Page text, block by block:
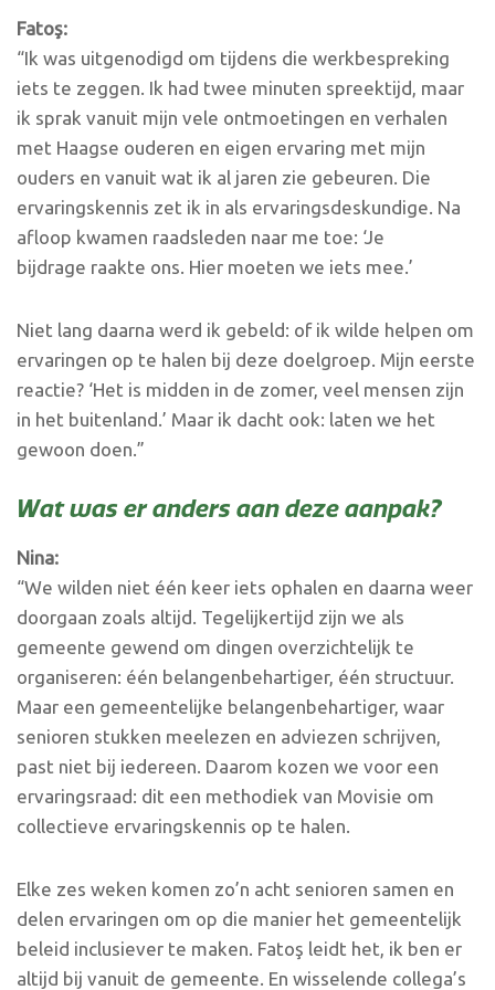
Fatoş:
“Ik was uitgenodigd om tijdens die werkbespreking
iets te zeggen. Ik had twee minuten spreektijd, maar
ik sprak vanuit mijn vele ontmoetingen en verhalen
met Haagse ouderen en eigen ervaring met mijn
ouders en vanuit wat ik al jaren zie gebeuren. Die
ervaringskennis zet ik in als ervaringsdeskundige. Na
afloop kwamen raadsleden naar me toe: ‘Je
bijdrage raakte ons. Hier moeten we iets mee.’
Niet lang daarna werd ik gebeld: of ik wilde helpen om
ervaringen op te halen bij deze doelgroep. Mijn eerste
reactie? ‘Het is midden in de zomer, veel mensen zijn
in het buitenland.’ Maar ik dacht ook: laten we het
gewoon doen.”
Wat was er anders aan deze aanpak?
Nina:
“We wilden niet één keer iets ophalen en daarna weer
doorgaan zoals altijd. Tegelijkertijd zijn we als
gemeente gewend om dingen overzichtelijk te
organiseren: één belangenbehartiger, één structuur.
Maar een gemeentelijke belangenbehartiger, waar
senioren stukken meelezen en adviezen schrijven,
past niet bij iedereen. Daarom kozen we voor een
ervaringsraad: dit een methodiek van Movisie om
collectieve ervaringskennis op te halen.
Elke zes weken komen zo’n acht senioren samen en
delen ervaringen om op die manier het gemeentelijk
beleid inclusiever te maken. Fatoş leidt het, ik ben er
altijd bij vanuit de gemeente. En wisselende collega’s